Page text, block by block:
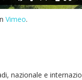
Vimeo.
nazionale e